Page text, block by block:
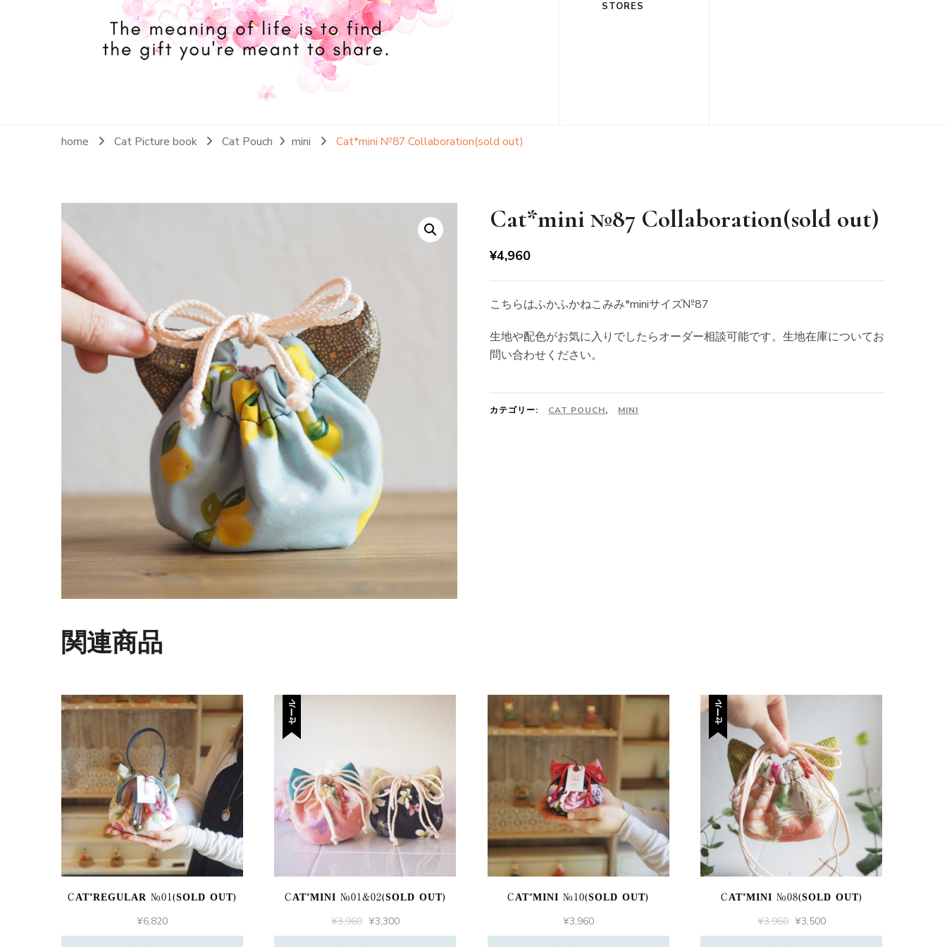
STORES
home Cat Picture book Cat Pouch mini Cat*mini №87 Collaboration(sold out)
Cat*mini №87 Collaboration(sold out)
¥4,960
こちらはふかふかねこみみ*miniサイズ№87
生地や配色がお気に入りでしたらオーダー相談可能です。生地在庫についてお
問い合わせください。
カテゴリー: CAT POUCH, MINI
関連商品
CAT*REGULAR №01(SOLD OUT)
¥6,820
セール
CAT*MINI №01&02(SOLD OUT)
¥3,960 元
の
¥3,300現
在
CAT*MINI №10(SOLD OUT)
¥3,960
セール
CAT*MINI №08(SOLD OUT)
¥3,960 元
の
¥3,500現
在